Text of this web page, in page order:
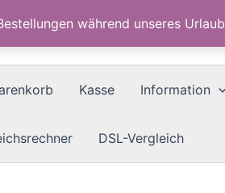
während unseres
Kasse Information
DSL-Vergleich